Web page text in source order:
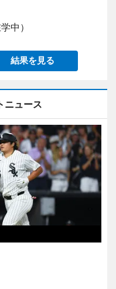
中）
結果を見る
ニュース